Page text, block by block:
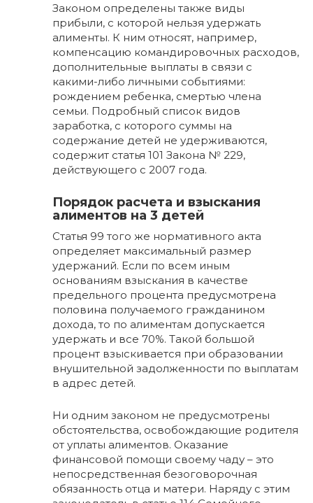
Законом определены также виды
прибыли, с которой нельзя удержать
алименты. К ним относят, например,
компенсацию командировочных расходов,
дополнительные выплаты в связи с
какими-либо личными событиями:
рождением ребенка, смертью члена
семьи. Подробный список видов
заработка, с которого суммы на
содержание детей не удерживаются,
содержит статья 101 Закона № 229,
действующего с 2007 года.
Порядок расчета и взыскания
алиментов на 3 детей
Статья 99 того же нормативного акта
определяет максимальный размер
удержаний. Если по всем иным
основаниям взыскания в качестве
предельного процента предусмотрена
половина получаемого гражданином
дохода, то по алиментам допускается
удержать и все 70%. Такой большой
процент взыскивается при образовании
внушительной задолженности по выплатам
в адрес детей.
Ни одним законом не предусмотрены
обстоятельства, освобождающие родителя
от уплаты алиментов. Оказание
финансовой помощи своему чаду – это
непосредственная безоговорочная
обязанность отца и матери. Наряду с этим